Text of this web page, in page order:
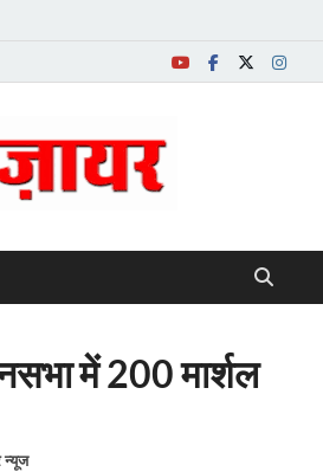
में 200 मार्शल
न्यूज